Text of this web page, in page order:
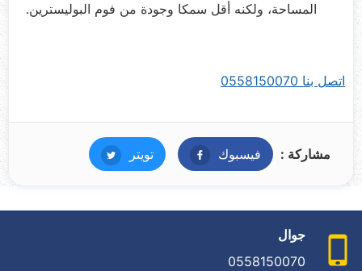
المساحة، ولكنه أقل سمكا وجودة من فوم البوليسترين.
اتصل بنا 0558150070
مشاركة : فيسبوك فيسبوكتويتر تويتر
جوال
0558150070